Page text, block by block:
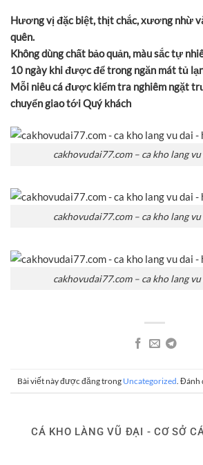
Hương vị đặc biệt, thịt chắc, xương nhừ
quên.
Không dùng chất bảo quản, màu sắc tự
10 ngày khi được để trong ngăn mát tủ
Mỗi niêu cá được kiểm tra nghiêm ngặt
chuyển giao tới Quý khách
cakhovudai77.com – ca kho lang
cakhovudai77.com – ca kho lang
cakhovudai77.com – ca kho lang
Bài viết này được đăng trong Uncategorized . Đánh
CÁ KHO LÀNG VŨ ĐẠI - CƠ SỞ